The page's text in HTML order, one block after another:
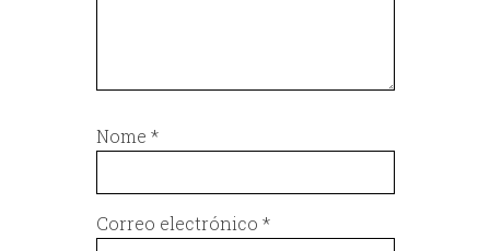
Nome *
Correo electrónico *